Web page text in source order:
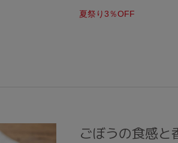
夏祭り3％OFF
ごぼうの食感と